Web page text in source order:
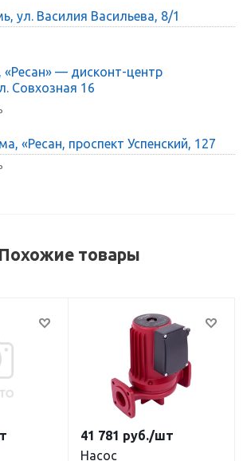
ул. Василия Васильева, 8/1
«Ресан» — дисконт-центр
Совхозная 16
«Ресан, проспект Успенский, 127
Похожие товары
Насос
41 781 руб./шт